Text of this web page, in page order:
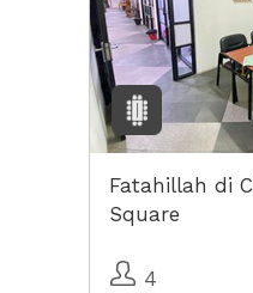
Fatahillah di
Square
4